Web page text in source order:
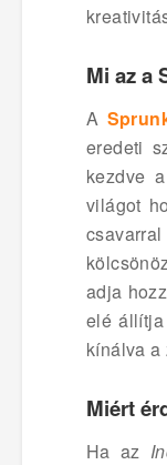
Mi az a
A
eredeti
kezdve
világot
adja
elé állítja
kínálva a
Miért
Ha az